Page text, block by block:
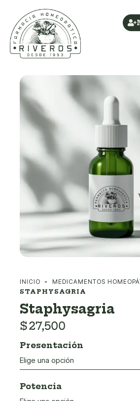
INICIO
MEDICAMENTOS
STAPHYSAGRIA
Staphysagria
$27,500
Presentación
Potencia